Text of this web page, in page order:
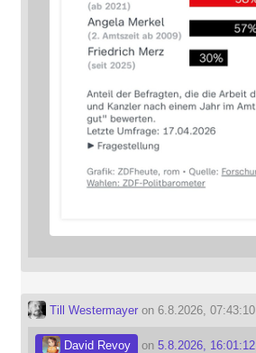
Till Westermayeron 6.8.2026, 07:43:10
David Revoy on 5.8.2026, 16:01:12